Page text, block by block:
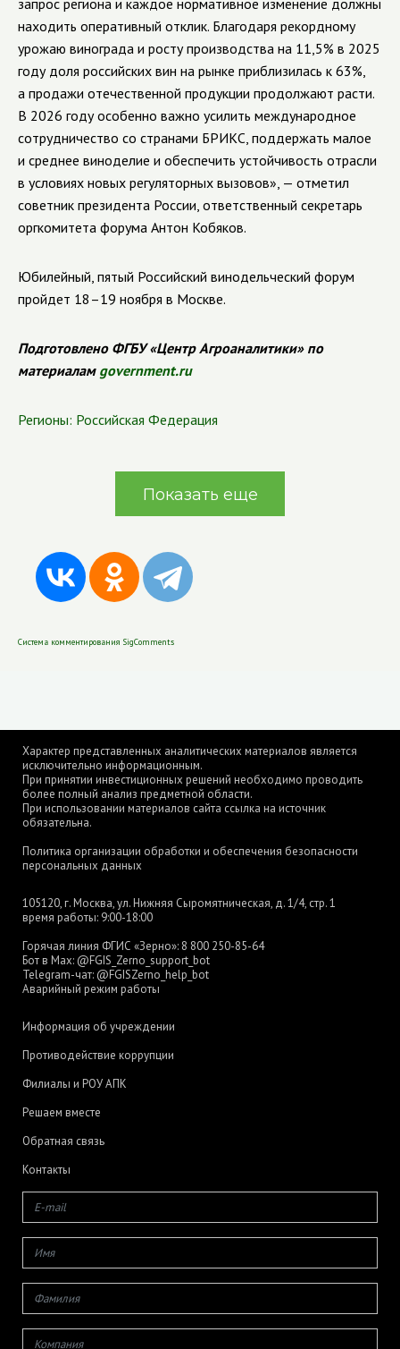
запрос региона и каждое нормативное изменение должны
находить оперативный отклик. Благодаря рекордному
урожаю винограда и росту производства на 11,5% в 2025
году доля российских вин на рынке приблизилась к 63%,
а продажи отечественной продукции продолжают расти.
В 2026 году особенно важно усилить международное
сотрудничество со странами БРИКС, поддержать малое
и среднее виноделие и обеспечить устойчивость отрасли
в условиях новых регуляторных вызовов», — отметил
советник президента России, ответственный секретарь
оргкомитета форума Антон Кобяков.
Юбилейный, пятый Российский винодельческий форум
пройдет 18–19 ноября в Москве.
Подготовлено ФГБУ «Центр Агроаналитики» по
материалам government.ru
Регионы: Российская Федерация
Показать еще
Система комментирования SigComments
Характер представленных аналитических материалов является
исключительно информационным.
При принятии инвестиционных решений необходимо проводить
более полный анализ предметной области.
При использовании материалов сайта ссылка на источник
обязательна.
Политика организации обработки и обеспечения безопасности
персональных данных
105120, г. Москва, ул. Нижняя Сыромятническая, д. 1/4, стр. 1
время работы: 9:00-18:00
Горячая линия ФГИС «Зерно»: 8 800 250-85-64
Бот в Max: @FGIS_Zerno_support_bot
Telegram-чат: @FGISZerno_help_bot
Аварийный режим работы
Информация об учреждении
Противодействие коррупции
Филиалы и РОУ АПК
Решаем вместе
Обратная связь
Контакты